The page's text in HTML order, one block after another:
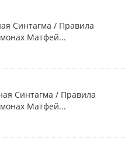
Синтагма / Правила
Матфей...
Синтагма / Правила
Матфей...